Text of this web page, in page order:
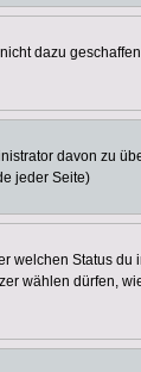
dazu
davon zu
jeder Seite)
welchen Status du
wählen dürfen,